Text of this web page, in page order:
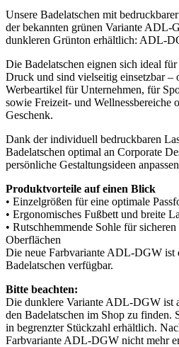
Unsere Badelatschen mit
der bekannten grünen Variante ADL-
dunkleren Grünton erhältlich: ADL-
Die Badelatschen eignen sich ideal
Druck und sind vielseitig einsetzbar
Werbeartikel für Unternehmen, für
sowie Freizeit- und Wellnessbereiche
Geschenk.
Dank der individuell bedruckbaren
Badelatschen optimal an Corporate
persönliche Gestaltungsideen
Produktvorteile auf einen Blick
• Einzelgrößen für eine optimale
• Ergonomisches Fußbett und breite
• Rutschhemmende Sohle für
Oberflächen
Die neue Farbvariante ADL-DGW ist
Badelatschen verfügbar.
Bitte beachten:
Die dunklere Variante ADL-DGW ist
den Badelatschen im Shop zu finden.
in begrenzter Stückzahl erhältlich.
Farbvariante ADL-DGW nicht mehr